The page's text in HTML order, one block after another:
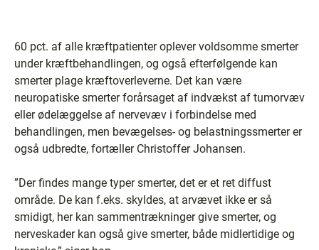
60 pct. af alle kræftpatienter oplever voldsomme smerter
under kræftbehandlingen, og også efterfølgende kan
smerter plage kræftoverleverne. Det kan være
neuropatiske smerter forårsaget af indvækst af tumorvæv
eller ødelæggelse af nervevæv i forbindelse med
behandlingen, men bevægelses- og belastningssmerter er
også udbredte, fortæller Christoffer Johansen.
”Der findes mange typer smerter, det er et ret diffust
område. De kan f.eks. skyldes, at arvævet ikke er så
smidigt, her kan sammentrækninger give smerter, og
nerveskader kan også give smerter, både midlertidige og